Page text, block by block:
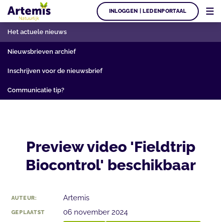
INLOGGEN | LEDENPORTAAL
Het actuele nieuws
Nieuwsbrieven archief
Inschrijven voor de nieuwsbrief
Communicatie tip?
Preview video 'Fieldtrip
Biocontrol' beschikbaar
AUTEUR: Artemis
GEPLAATST 06 november 2024